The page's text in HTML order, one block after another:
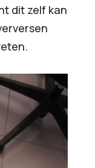
dit zelf kan